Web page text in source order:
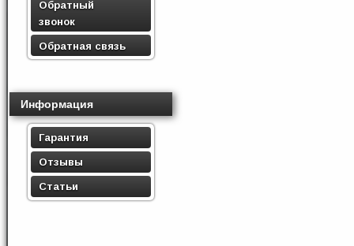
Обратный
звонок
Обратная связь
Информация
Гарантия
Отзывы
Статьи